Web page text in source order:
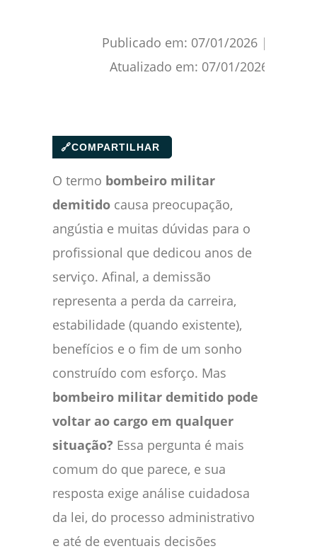
Publicado em: 07/01/2026 |
Atualizado em: 07/01/2026
🔗COMPARTILHAR
O termo bombeiro militar
demitido causa preocupação,
angústia e muitas dúvidas para o
profissional que dedicou anos de
serviço. Afinal, a demissão
representa a perda da carreira,
estabilidade (quando existente),
benefícios e o fim de um sonho
construído com esforço. Mas
bombeiro militar demitido pode
voltar ao cargo em qualquer
situação? Essa pergunta é mais
comum do que parece, e sua
resposta exige análise cuidadosa
da lei, do processo administrativo
e até de eventuais decisões